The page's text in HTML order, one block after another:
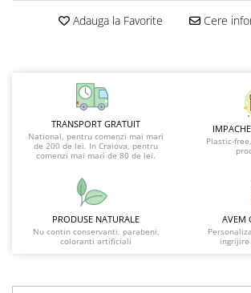
Adauga la Favorite Cere
TRANSPORT GRATUIT
National, pentru comenzi mai mari
de 200 de lei. In Craiova, pentru
comenzi mai mari de 80 de lei.
Plastic-
PRODUSE NATURALE
Nu contin conservanti, parabeni,
coloranti artificiali
AVEM